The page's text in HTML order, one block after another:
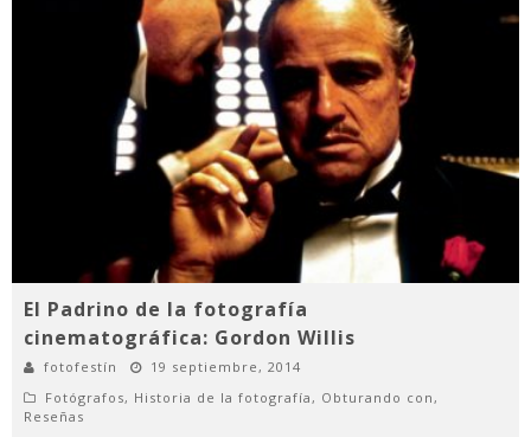
El Padrino de la fotografía
cinematográfica: Gordon Willis
fotofestín
19 septiembre, 2014
Fotógrafos, Historia de la fotografía , Obturando con ,
Reseñas